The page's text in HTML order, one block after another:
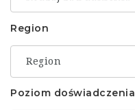
Region
Poziom doświadczenia